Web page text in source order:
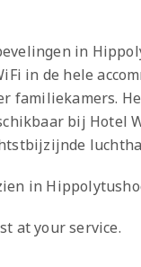
in
in de hele
familiekamers.
bij Hotel
in
at your service.